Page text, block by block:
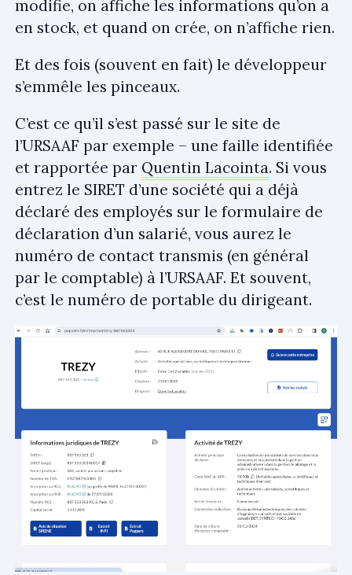
modifie, on affiche les informations qu’on a
en stock, et quand on crée, on n’affiche rien.
Et des fois (souvent en fait) le développeur
s’emmêle les pinceaux.
C’est ce qu’il s’est passé sur le site de
l’URSAAF par exemple – une faille identifiée
et rapportée par Quentin Lacointa. Si vous
entrez le SIRET d’une société qui a déjà
déclaré des employés sur le formulaire de
déclaration d’un salarié, vous aurez le
numéro de contact transmis (en général
par le comptable) à l’URSAAF. Et souvent,
c’est le numéro de portable du dirigeant.